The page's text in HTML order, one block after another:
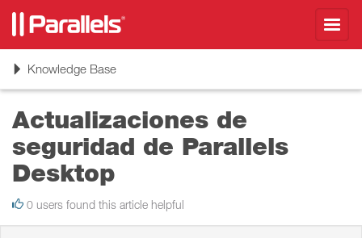
ToggleKnowledge Base
Actualizaciones de
seguridad de Parallels
Desktop
0 users found this article helpful